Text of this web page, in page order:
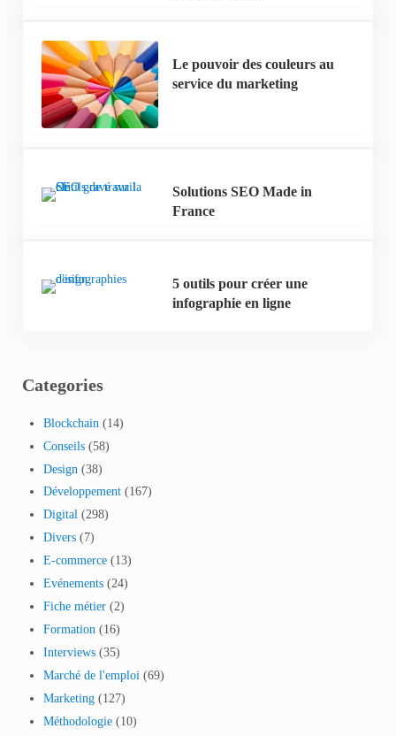
Le pouvoir des couleurs au
service du marketing
Solutions SEO Made in
France
5 outils pour créer une
infographie en ligne
Categories
Blockchain (14)
Conseils (58)
Design (38)
Développement (167)
Digital (298)
Divers (7)
E-commerce (13)
Evénements (24)
Fiche métier (2)
Formation (16)
Interviews (35)
Marché de l'emploi (69)
Marketing (127)
Méthodologie (10)